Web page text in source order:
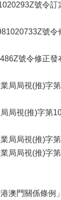
號令訂
號
號令修正發
局局視(推)字
局視(推)字第
局局視(推)字
局局視(推)字
澳門關係條